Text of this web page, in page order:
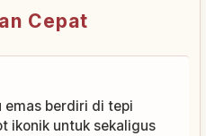
Cepat
emas berdiri di tepi
ikonik untuk sekaligus